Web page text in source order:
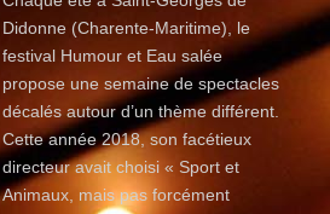
Didonne (Charente-Maritime), le
festival Humour et Eau salée
propose une semaine de spectacles
décalés autour d’un thème différent.
Cette année 2018, son facétieux
directeur avait choisi « Sport et
Animaux, mais pas forcément